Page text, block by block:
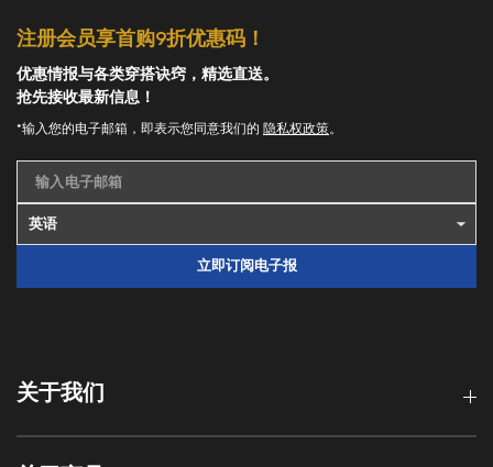
关于我们
注册会员享首购9折优惠码！
优惠情报与各类穿搭诀窍，精选直送。
抢先接收最新信息！
*输入您的电子邮箱，即表示您同意我们的 隐私权政策。
输入电子邮箱
立即订阅电子报